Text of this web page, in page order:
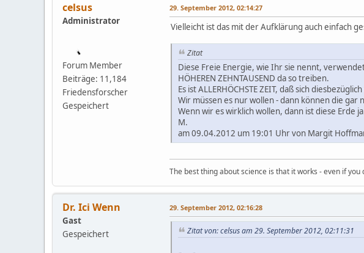
celsus
Administrator
Forum Member
Beiträge: 11,184
Friedensforscher
Gespeichert
29. September 2012, 02:14:27
Vielleicht ist das mit der Aufklärung auch einfach
Zitat
Diese Freie Energie, wie Ihr sie nennt,
HÖHEREN ZEHNTAUSEND da so treiben.
Es ist ALLERHÖCHSTE ZEIT, daß sich
Wir müssen es nur wollen - dann können die gar
Wenn wir es wirklich wollen, dann ist diese Erde
M.
am 09.04.2012 um 19:01 Uhr von Margit
The best thing about science is that it works - even if you
Dr. Ici Wenn
Gast
Gespeichert
29. September 2012, 02:16:28
Zitat von: celsus am 29. September 2012, 02:11:31